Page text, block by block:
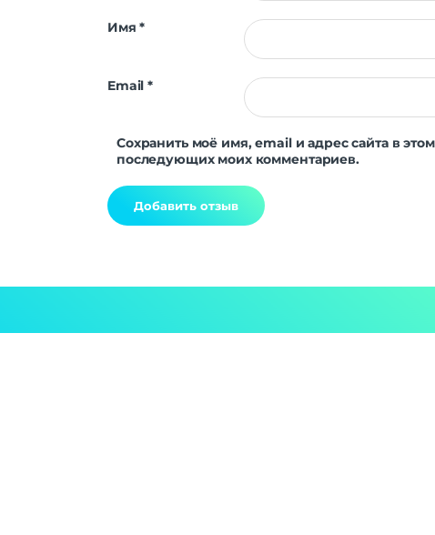
Имя*
Email*
Сохранить моё имя, email и адрес сайта в
последующих моих комментариев.